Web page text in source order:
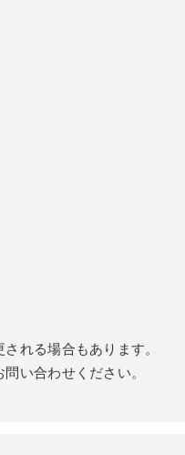
れる場合もあります。
い合わせください。